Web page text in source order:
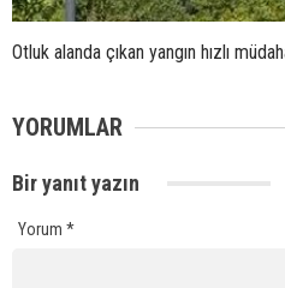
Otluk alanda çıkan yangın hızlı
YORUMLAR
Bir yanıt yazın
Yorum *